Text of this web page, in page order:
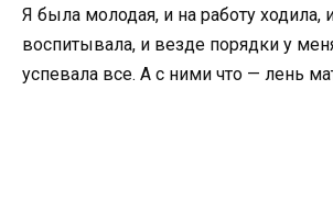
Я была молодая, и на работу ходила,
воспитывала, и везде порядки у
успевала все. А с ними что — лень